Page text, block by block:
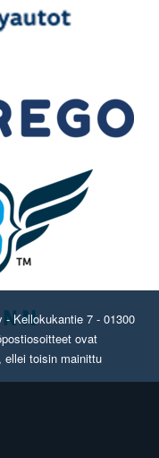
- Kellokukantie 7 - 01300
ovat
ellei toisin mainittu